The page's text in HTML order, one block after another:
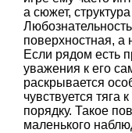
а сюжет,
поверхностная, а
Если рядом есть
уважения к его
раскрывается
чувствуется тяга
порядку. Такое
маленького